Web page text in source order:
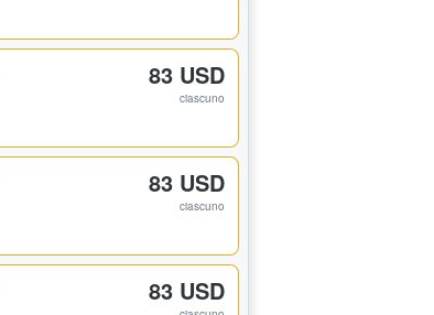
83 USD
ciascuno
83 USD
ciascuno
83 USD